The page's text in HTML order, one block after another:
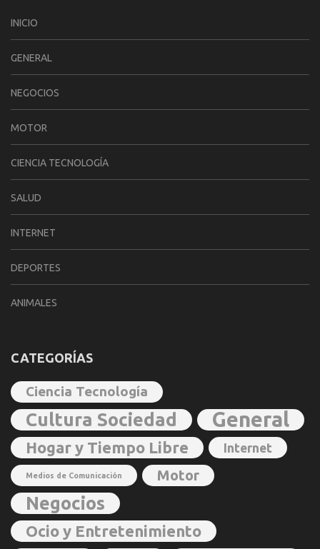
INICIO
GENERAL
NEGOCIOS
MOTOR
CIENCIA TECNOLOGÍA
SALUD
INTERNET
DEPORTES
ANIMALES
CATEGORÍAS
Ciencia Tecnología
Cultura Sociedad General
Hogar y Tiempo Libre Internet
Medios de Comunicación Motor
Negocios
Ocio y Entretenimiento